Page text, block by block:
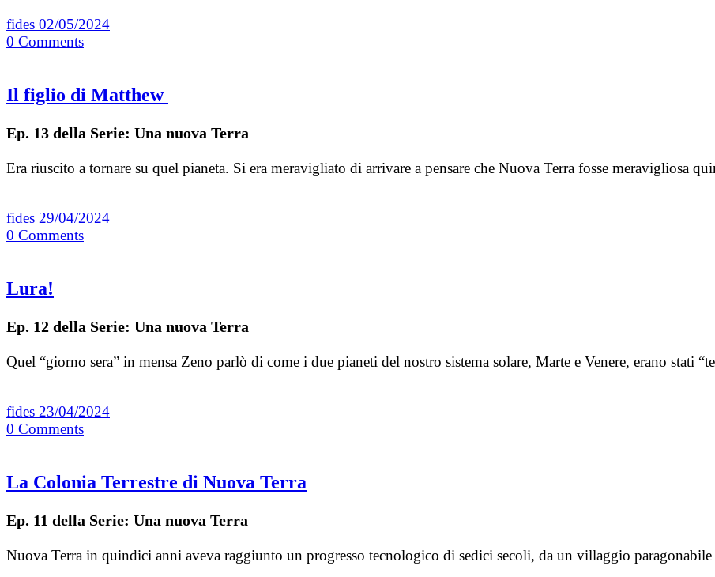
fides 02/05/2024
0 Comments
Il figlio di Matthew
Ep. 13 della Serie: Una nuova Terra
Era riuscito a tornare su quel pianeta. Si era meravigliato di arrivare a pensare che Nuova Terra fosse meravigliosa
fides 29/04/2024
0 Comments
Lura!
Ep. 12 della Serie: Una nuova Terra
Quel “giorno sera” in mensa Zeno parlò di come i due pianeti del nostro sistema solare, Marte e Venere, erano stati
fides 23/04/2024
0 Comments
La Colonia Terrestre di Nuova Terra
Ep. 11 della Serie: Una nuova Terra
Nuova Terra in quindici anni aveva raggiunto un progresso tecnologico di sedici secoli, da un villaggio